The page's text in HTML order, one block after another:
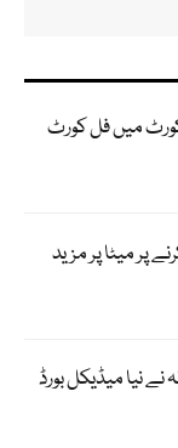
میں فل کورٹ
پر میٹا پر مزید
نے نیا میڈیکل بورڈ